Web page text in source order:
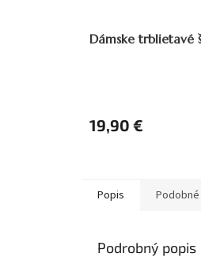
Dámske trblietavé
19,90 €
Popis Podobné
Podrobný popis